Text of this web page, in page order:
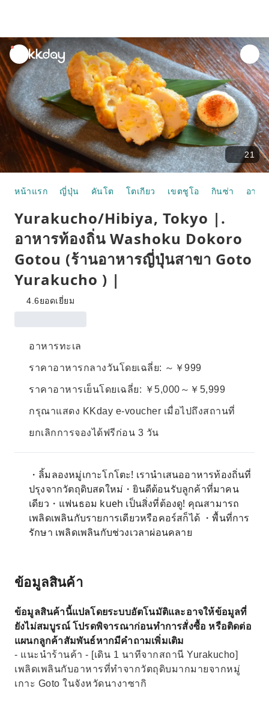
unread
notifications
21
หน้าแรก ญี่ปุ่น คันโต โตเกียว เขตชูโอ กินซ่า อาห
Yurakucho/Hibiya, Tokyo |.
อาหารท้องถิ่น Washoku Dokoro
Gotou (ร้านอาหารญี่ปุ่นสาขา Goto
Yurakucho ) |
4.6ยอดเยี่ยม
อาหารทะเล
ราคาอาหารกลางวันโดยเฉลี่ย: ～￥999
ราคาอาหารเย็นโดยเฉลี่ย: ￥5,000～￥5,999
กรุณาแสดง KKday e-voucher เมื่อไปถึงสถานที่
ยกเลิกการจองได้ฟรีก่อน 3 วัน
・ลิ้มลองหมู่เกาะโกโตะ! เรานำเสนออาหารท้องถิ่นที่
ปรุงจากวัตถุดิบสดใหม่・ยินดีต้อนรับลูกค้าที่มาคน
เดียว・แฟนธอม kueh เป็นสิ่งที่ต้องดู! คุณสามารถ
เพลิดเพลินกับรายการเดียวหรือคอร์สก็ได้ ・พื้นที่การ
รักษา เพลิดเพลินกับช่วงเวลาผ่อนคลาย
ข้อมูลสินค้า
ข้อมูลสินค้านี้แปลโดยระบบอัตโนมัติและอาจให้ข้อมูลที่
ยังไม่สมบูรณ์ โปรดพิจารณาก่อนทำการสั่งซื้อ หรือติดต่อ
แผนกลูกค้าสัมพันธ์หากมีคำถามเพิ่มเติม
- แนะนำร้านค้า - [เดิน 1 นาทีจากสถานี Yurakucho]
เพลิดเพลินกับอาหารที่ทำจากวัตถุดิบมากมายจากหมู่
เกาะ Goto ในจังหวัดนางาซากิ